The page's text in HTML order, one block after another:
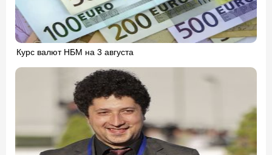
Курс валют НБМ на 3 августа